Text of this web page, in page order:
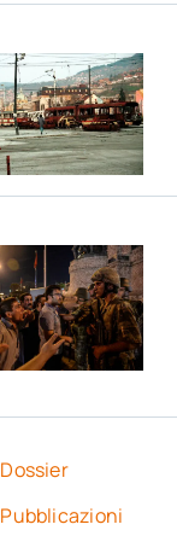
Dossier
Pubblicazioni